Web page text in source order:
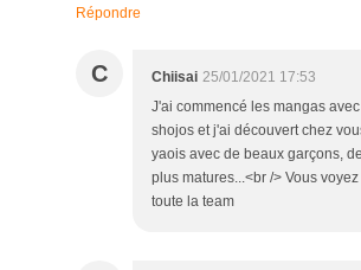
Répondre
C Chiisai 25/01/2021 17:53
J'ai commencé les mangas
shojos et j'ai découvert chez
yaois avec de beaux garçons,
plus matures...<br /> Vous
toute la team